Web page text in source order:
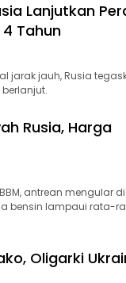
Lanjutkan
Tahun
jarak jauh, Rusia
Rusia, Harga
antrean mengular di
bensin lampaui rata-
Oligarki